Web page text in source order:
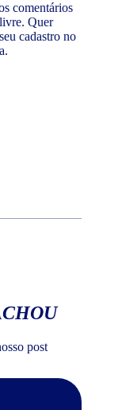
comentários
Quer
cadastro no
post